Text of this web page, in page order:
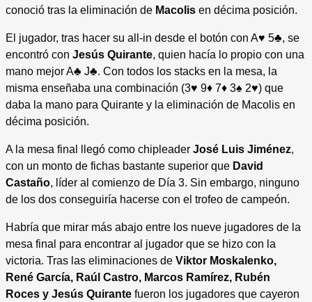
conoció tras la eliminación de Macolis en décima posición.
El jugador, tras hacer su all-in desde el botón con A♥ 5♣, se
encontró con Jesús Quirante, quien hacía lo propio con una
mano mejor A♣ J♣. Con todos los stacks en la mesa, la
misma enseñaba una combinación (3♥ 9♦ 7♦ 3♠ 2♥) que
daba la mano para Quirante y la eliminación de Macolis en
décima posición.
A la mesa final llegó como chipleader José Luis Jiménez,
con un monto de fichas bastante superior que David
Castaño, líder al comienzo de Día 3. Sin embargo, ninguno
de los dos conseguiría hacerse con el trofeo de campeón.
Habría que mirar más abajo entre los nueve jugadores de la
mesa final para encontrar al jugador que se hizo con la
victoria. Tras las eliminaciones de Viktor Moskalenko,
René García, Raúl Castro, Marcos Ramírez, Rubén
Roces y Jesús Quirante fueron los jugadores que cayeron